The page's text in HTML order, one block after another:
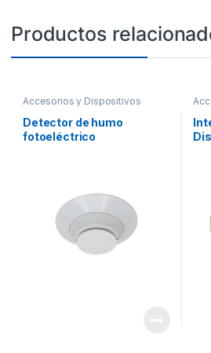
Productos
Accesorios y Dispositivos
Fuego
Detector de humo
fotoeléctrico